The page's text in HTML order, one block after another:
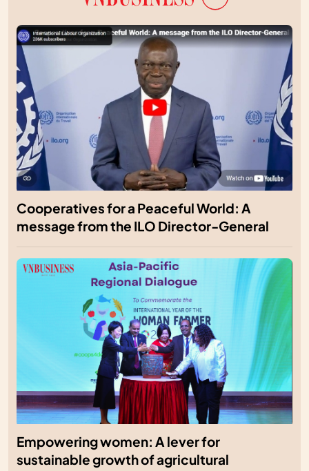
Cooperatives for a Peaceful World: A
message from the ILO Director-General
Empowering women: A lever for
sustainable growth of agricultural